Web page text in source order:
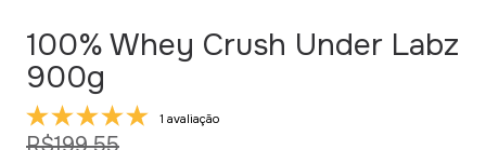
100% Whey Crush Under Labz
900g
1 avaliação